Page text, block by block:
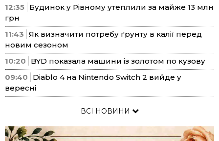
12:35 Будинок у Рівному утеплили за майже 13 млн
грн
11:43 Як визначити потребу ґрунту в калії перед
новим сезоном
10:20
BYD показала машини із золотом по кузову
09:40
Diablo 4 на Nintendo Switch 2 вийде у
вересні
ВСІ НОВИНИ